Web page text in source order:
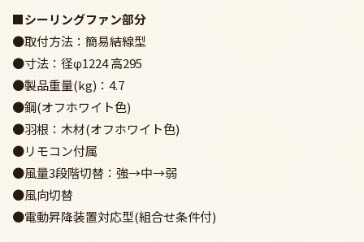
■シーリングファン部分
●取付方法：簡易結線型
●寸法：径φ1224 高295
●製品重量(kg)：4.7
●鋼(オフホワイト色)
●羽根：木材(オフホワイト色)
●リモコン付属
●風量3段階切替：強→中→弱
●風向切替
●電動昇降装置対応型(組合せ条件付)